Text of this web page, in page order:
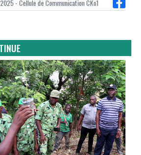
- Cellule de Communication CKo1